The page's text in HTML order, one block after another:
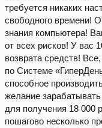
требуется никаких
свободного времени!
знания компьютера!
от всех рисков! У вас
возврата средств!
по Системе
способное
желание
для получения 18 000
пошагово несколько